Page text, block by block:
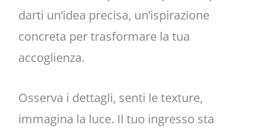
darti un’idea precisa, un’ispirazione
concreta per trasformare la tua
accoglienza.
Osserva i dettagli, senti le texture,
immagina la luce. Il tuo ingresso sta